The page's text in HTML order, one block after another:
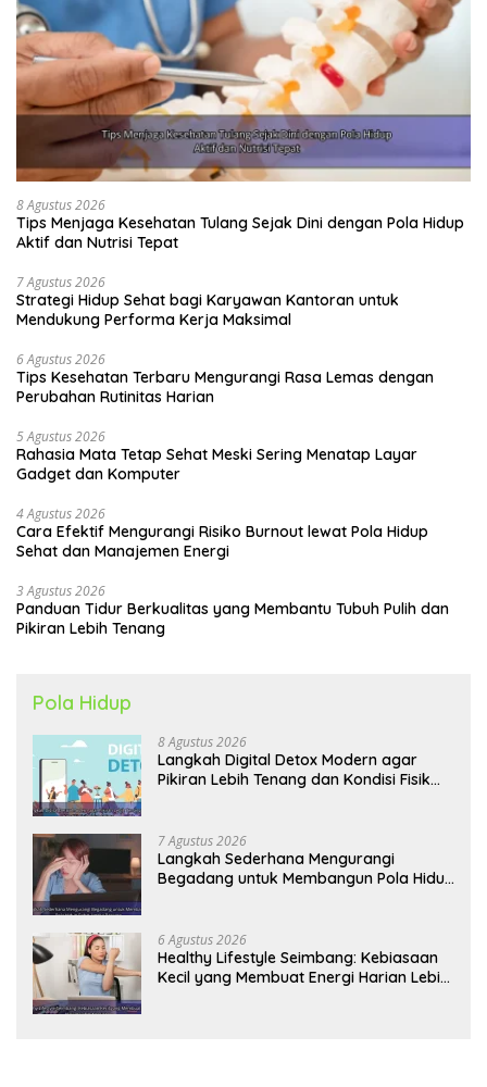
8 Agustus 2026
Tips Menjaga Kesehatan Tulang Sejak Dini dengan Pola Hidup
Aktif dan Nutrisi Tepat
7 Agustus 2026
Strategi Hidup Sehat bagi Karyawan Kantoran untuk
Mendukung Performa Kerja Maksimal
6 Agustus 2026
Tips Kesehatan Terbaru Mengurangi Rasa Lemas dengan
Perubahan Rutinitas Harian
5 Agustus 2026
Rahasia Mata Tetap Sehat Meski Sering Menatap Layar
Gadget dan Komputer
4 Agustus 2026
Cara Efektif Mengurangi Risiko Burnout lewat Pola Hidup
Sehat dan Manajemen Energi
3 Agustus 2026
Panduan Tidur Berkualitas yang Membantu Tubuh Pulih dan
Pikiran Lebih Tenang
Pola Hidup
8 Agustus 2026
Langkah Digital Detox Modern agar
Pikiran Lebih Tenang dan Kondisi Fisik
7 Agustus 2026
Langkah Sederhana Mengurangi
Begadang untuk Membangun Pola Hidup
6 Agustus 2026
Healthy Lifestyle Seimbang: Kebiasaan
Kecil yang Membuat Energi Harian Lebih